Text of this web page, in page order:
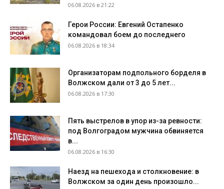
06.08.2026 в 21:22
Герои России: Евгений Остапенко
командовал боем до последнего
06.08.2026 в 18:34
Организаторам подпольного борделя в
Волжском дали от 3 до 5 лет...
06.08.2026 в 17:30
Пять выстрелов в упор из-за ревности:
под Волгоградом мужчина обвиняется
в...
06.08.2026 в 16:30
Наезд на пешехода и столкновение: в
Волжском за один день произошло...